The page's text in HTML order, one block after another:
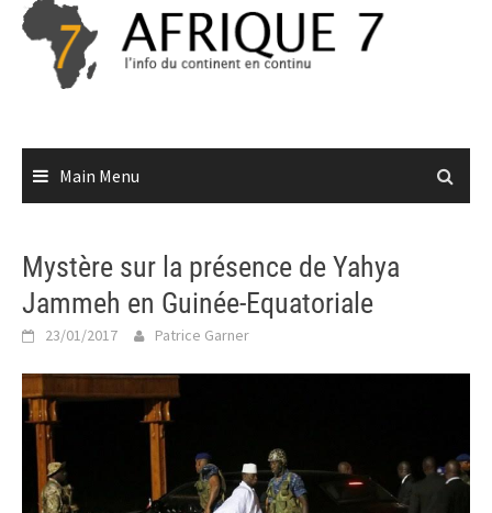
Skip
content
Main Menu
Mystère sur la présence de Yahya
Jammeh en Guinée-Equatoriale
23/01/2017 Patrice Garner